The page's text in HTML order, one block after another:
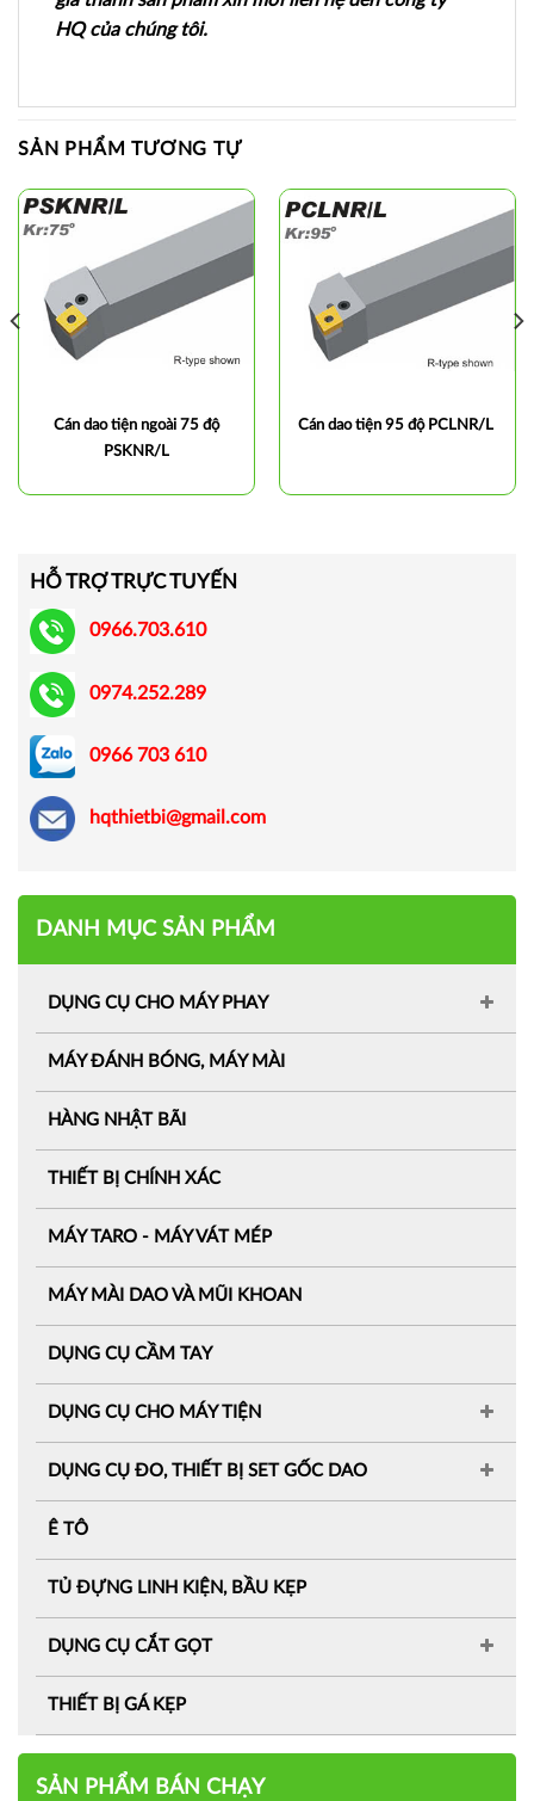
HQ của chúng tôi.
SẢN PHẨM TƯƠNG TỰ
Cán dao tiện ngoài 75 độ
PSKNR/L
Cán dao tiện 95 độ PCLNR/L
HỖ TRỢ TRỰC TUYẾN
0966.703.610
0974.252.289
0966 703 610
hqthietbi@gmail.com
DANH MỤC SẢN PHẨM
DỤNG CỤ CHO MÁY PHAY
MÁY ĐÁNH BÓNG, MÁY MÀI
HÀNG NHẬT BÃI
THIẾT BỊ CHÍNH XÁC
MÁY TARO - MÁY VÁT MÉP
MÁY MÀI DAO VÀ MŨI KHOAN
DỤNG CỤ CẦM TAY
DỤNG CỤ CHO MÁY TIỆN
DỤNG CỤ ĐO, THIẾT BỊ SET GỐC DAO
Ê TÔ
TỦ ĐỰNG LINH KIỆN, BẦU KẸP
DỤNG CỤ CẮT GỌT
THIẾT BỊ GÁ KẸP
SẢN PHẨM BÁN CHẠY